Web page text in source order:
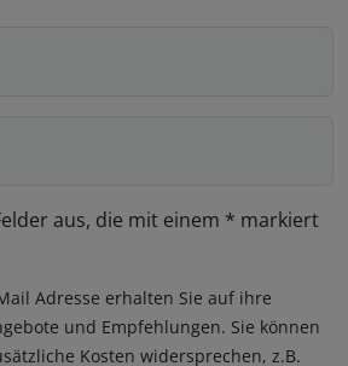
aus, die mit einem * markiert
Adresse erhalten Sie auf ihre
und Empfehlungen. Sie können
Kosten widersprechen, z.B.